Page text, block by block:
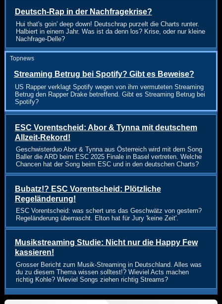
Deutsch-Rap in der Nachfragekrise?
Hui that's goin' deep down! Deutschrap purzelt die Charts runter.
Halbiert in einem Jahr. Was ist da denn los? Krise, oder nur kleine
Nachfrage-Delle?
Topnews
Streaming Betrug bei Spotify? Gibt es Beweise?
US Rapper verklagt Spotify wegen von ihm vermuteten Streaming
Betrug den Rapper Drake betreffend. Gibt es Streaming Betrug bei
Spotify?
ESC Vorentscheid: Abor & Tynna mit deutschem
Allzeit-Rekord!
Geschwisterduo Abor & Tynna aus Österreich wird mit dem Song
Baller die ARD beim ESC 2025 Finale in Basel vertreten. Welche
Chancen hat der Song beim ESC und in den deutschen Charts?
Bubatz!? ESC Vorentscheid: Plötzliche
Regeländerung!
ESC Vorentscheid: was schert uns das Geschwätz von gestern?
Regeländerung überrascht. Elton hat für Jury 'keine Zeit'.
Musikstreaming Studie: Nicht nur die Happy Few
kassieren!
Grosser Bericht zum Musik-Streaming in Deutschland. Alles was
du zu diesem Thema wissen solltest!? Wieviel Acts machen
richtig Kohle? Wieviel Songs ziehen richtig Streams?